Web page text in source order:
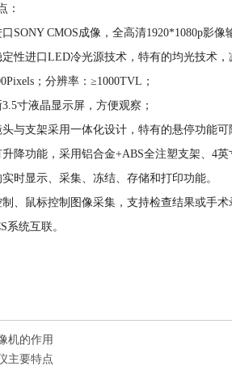
：
SONY CMOS成像，全高清1920*1080p影
性进口LED冷光源技术，特有的均光技术
；分辨率：≥1000TVL；
寸液晶显示屏，方便观察；
与支架采用一体化设计，特有的悬停功能可
降功能，采用铝合金+ABS全注塑支架、4英
时显示、采集、冻结、存储和打印功能。
、鼠标控制图像采集，支持检查结果或手术
系统互联。
机的作用
主要特点